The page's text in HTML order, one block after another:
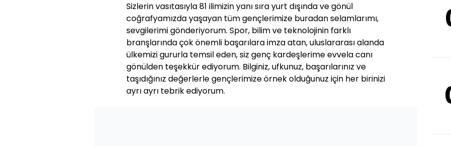
Sizlerin vasıtasıyla 81 ilimizin yanı sıra yurt dışında ve gönül
coğrafyamızda yaşayan tüm gençlerimize buradan selamlarımı,
sevgilerimi gönderiyorum. Spor, bilim ve teknolojinin farklı
branşlarında çok önemli başarılara imza atan, uluslararası alanda
ülkemizi gururla temsil eden, siz genç kardeşlerime evvela canı
gönülden teşekkür ediyorum. Bilginiz, ufkunuz, başarılarınız ve
taşıdığınız değerlerle gençlerimize örnek olduğunuz için her birinizi
ayrı ayrı tebrik ediyorum.